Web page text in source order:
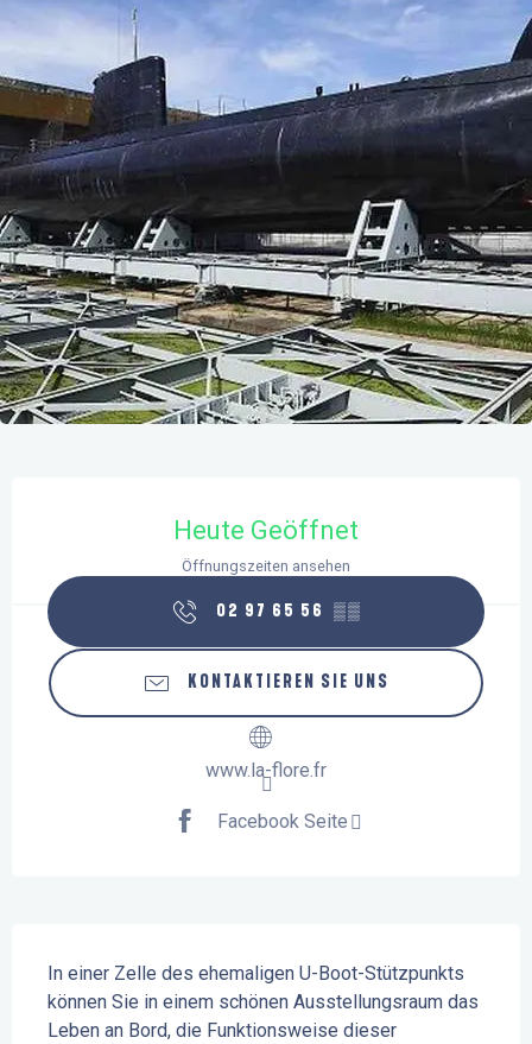
Heute Geöffnet
Öffnungszeiten ansehen
02 97 65 56 ▒▒
KONTAKTIEREN SIE UNS
www.la-flore.fr
Facebook Seite
In einer Zelle des ehemaligen U-Boot-Stützpunkts
können Sie in einem schönen Ausstellungsraum das
Leben an Bord, die Funktionsweise dieser